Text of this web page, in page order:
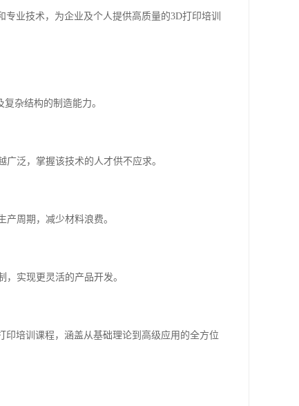
业技术，为企业及个人提供高质量的3D打印培训
杂结构的制造能力。
泛，掌握该技术的人才供不应求。
周期，减少材料浪费。
实现更灵活的产品开发。
培训课程，涵盖从基础理论到高级应用的全方位